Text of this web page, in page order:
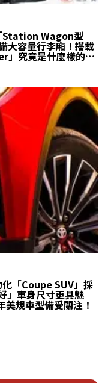
Station Wagon型
大容量行李廂！搭載
」究竟是什麼樣的
「Coupe SUV」採
」車身尺寸更具魅
規車型備受關注！